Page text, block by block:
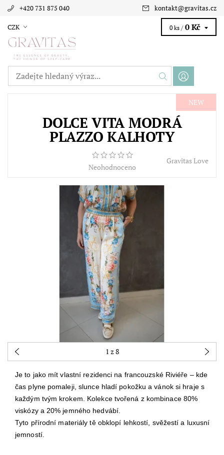
+420 731 875 040 kontakt@gravitas.cz
CZK 0 ks / 0 Kč
NEW
DOLCE VITA MODRÁ
PLAZZO KALHOTY
Neohodnoceno
Gravitas Love
1 z 8
Je to jako mít vlastní rezidenci na francouzské Riviéře – kde
čas plyne pomaleji, slunce hladí pokožku a vánok si hraje s
každým tvým krokem. Kolekce tvořená z kombinace 80%
viskózy a 20% jemného hedvábí.
Tyto přírodní materiály tě obklopí lehkostí, svěžestí a luxusní
jemností.